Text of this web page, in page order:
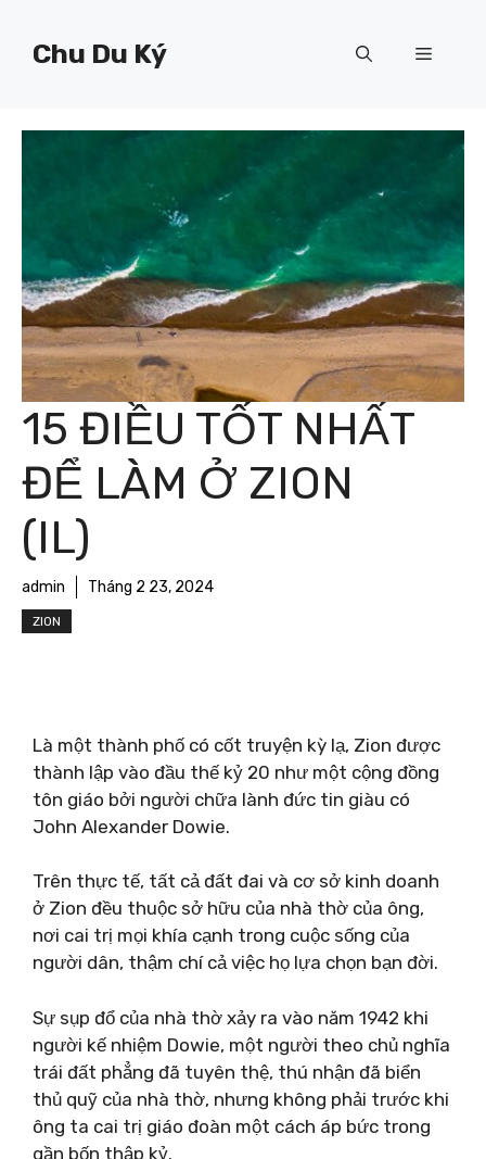
Chu Du Ký Menu
15 ĐIỀU TỐT NHẤT
ĐỂ LÀM Ở ZION
(IL)
admin Tháng 2 23, 2024
ZION
Là một thành phố có cốt truyện kỳ ​​lạ, Zion được
thành lập vào đầu thế kỷ 20 như một cộng đồng
tôn giáo bởi người chữa lành đức tin giàu có
John Alexander Dowie.
Trên thực tế, tất cả đất đai và cơ sở kinh doanh
ở Zion đều thuộc sở hữu của nhà thờ của ông,
nơi cai trị mọi khía cạnh trong cuộc sống của
người dân, thậm chí cả việc họ lựa chọn bạn đời.
Sự sụp đổ của nhà thờ xảy ra vào năm 1942 khi
người kế nhiệm Dowie, một người theo chủ nghĩa
trái đất phẳng đã tuyên thệ, thú nhận đã biển
thủ quỹ của nhà thờ, nhưng không phải trước khi
ông ta cai trị giáo đoàn một cách áp bức trong
gần bốn thập kỷ.